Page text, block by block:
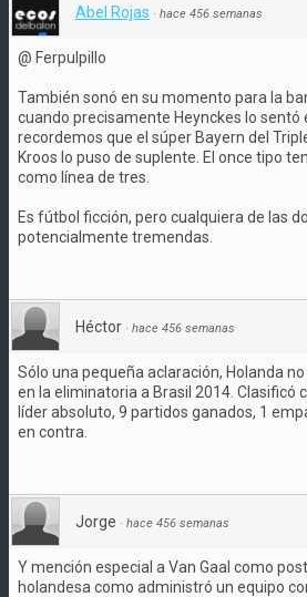
Abel Rojas · hace 456 semanas
@ Ferpulpillo
También sonó en su momento para la
cuando precisamente Heynckes lo sentó
recordemos que el súper Bayern del
Kroos lo puso de suplente. El once tipo
como línea de tres.
Es fútbol ficción, pero cualquiera de las
potencialmente tremendas.
Héctor · hace 456 semanas
Sólo una pequeña aclaración, Holanda
en la eliminatoria a Brasil 2014. Clasificó
líder absoluto, 9 partidos ganados, 1
en contra.
Jorge · hace 456 semanas
Y mención especial a Van Gaal como
holandesa como administró un equipo